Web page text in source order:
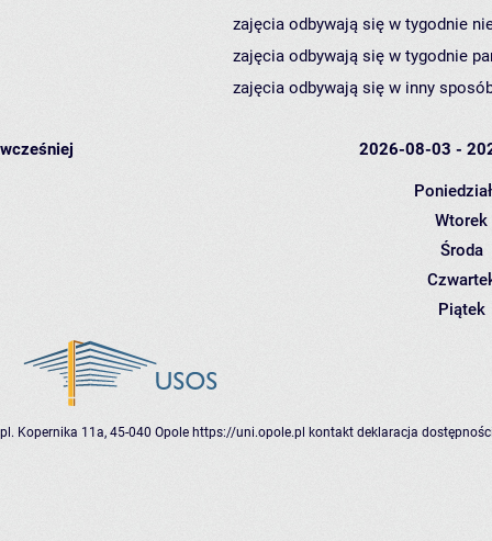
zajęcia odbywają się w tygodnie
zajęcia odbywają się w tygodnie
zajęcia odbywają się w inny
wcześniej 2026-08-03 -
Wtorek
Środa
Piątek
pl. Kopernika 11a, 45-040 Opole https://uni.opole.pl kontakt deklaracja